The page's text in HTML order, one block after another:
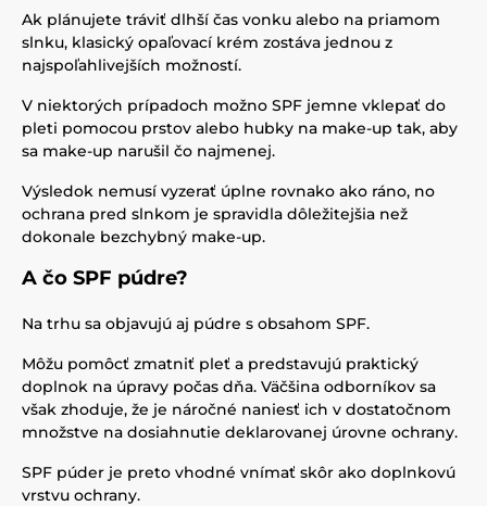
Ak plánujete tráviť dlhší čas vonku alebo na priamom
slnku, klasický opaľovací krém zostáva jednou z
najspoľahlivejších možností.
V niektorých prípadoch možno SPF jemne vklepať do
pleti pomocou prstov alebo hubky na make-up tak, aby
sa make-up narušil čo najmenej.
Výsledok nemusí vyzerať úplne rovnako ako ráno, no
ochrana pred slnkom je spravidla dôležitejšia než
dokonale bezchybný make-up.
A čo SPF púdre?
Na trhu sa objavujú aj púdre s obsahom SPF.
Môžu pomôcť zmatniť pleť a predstavujú praktický
doplnok na úpravy počas dňa. Väčšina odborníkov sa
však zhoduje, že je náročné naniesť ich v dostatočnom
množstve na dosiahnutie deklarovanej úrovne ochrany.
SPF púder je preto vhodné vnímať skôr ako doplnkovú
vrstvu ochrany.